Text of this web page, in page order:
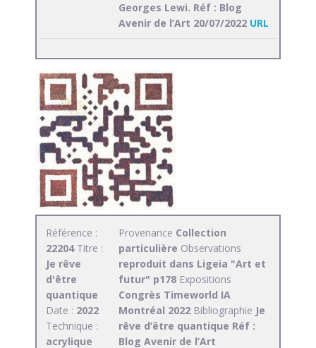
Georges Lewi. Réf : Blog
Avenir de l’Art 20/07/2022 URL
Référence :
22204 Titre :
Je rêve
d'être
quantique
Date : 2022
Technique :
acrylique
Provenance Collection
particulière Observations
reproduit dans Ligeia "Art et
futur" p178 Expositions
Congrès Timeworld IA
Montréal 2022 Bibliographie Je
rêve d’être quantique Réf :
Blog Avenir de l’Art